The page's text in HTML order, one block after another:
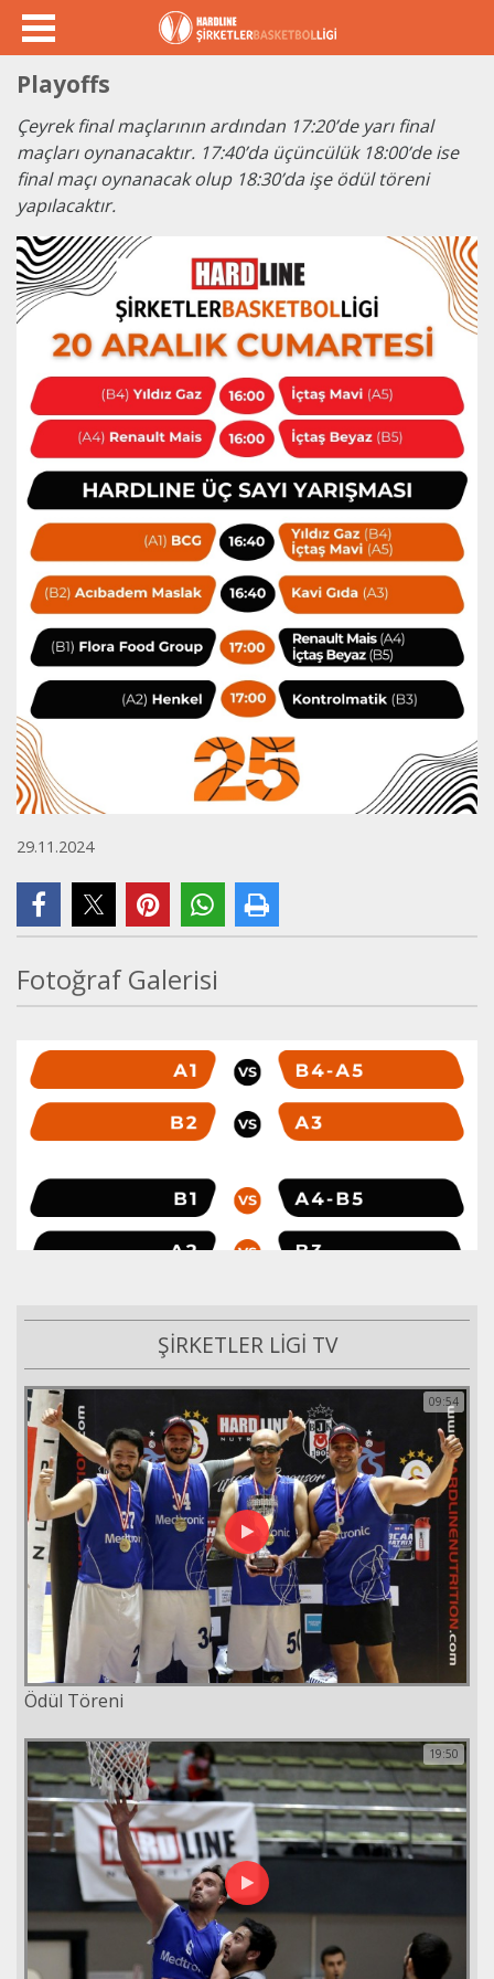
Playoffs
Çeyrek final maçlarının ardından 17:20’de yarı final
maçları oynanacaktır. 17:40’da üçüncülük 18:00’de ise
final maçı oynanacak olup 18:30’da işe ödül töreni
yapılacaktır.
29.11.2024
Fotoğraf Galerisi
ŞİRKETLER LİGİ TV
Ödül Töreni
09:54
19:50